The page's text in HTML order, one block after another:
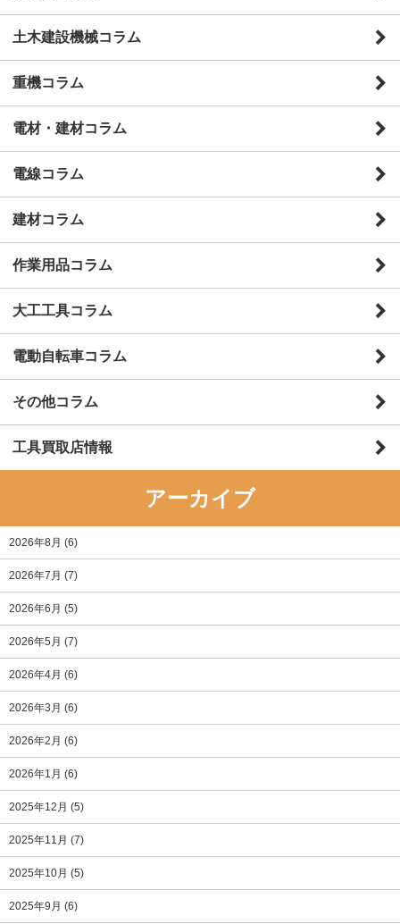
土木建設機械コラム
重機コラム
電材・建材コラム
電線コラム
建材コラム
作業用品コラム
大工工具コラム
電動自転車コラム
その他コラム
工具買取店情報
アーカイブ
2026年8月 (6)
2026年7月 (7)
2026年6月 (5)
2026年5月 (7)
2026年4月 (6)
2026年3月 (6)
2026年2月 (6)
2026年1月 (6)
2025年12月 (5)
2025年11月 (7)
2025年10月 (5)
2025年9月 (6)